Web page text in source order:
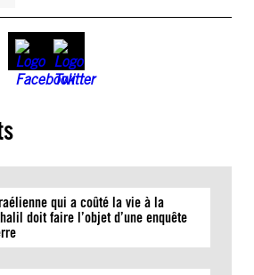
qui a coûté la vie à la
doit faire l’objet d’une enquête